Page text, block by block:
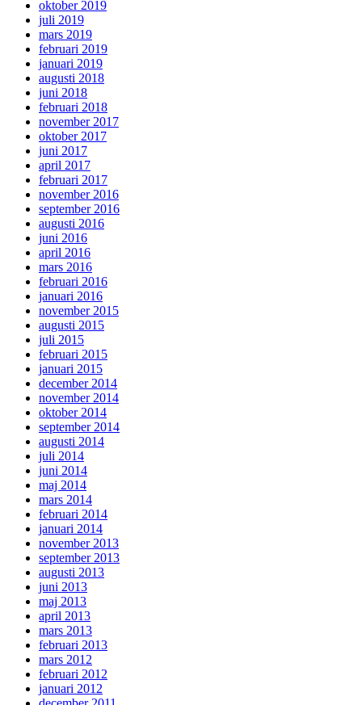
oktober 2019
juli 2019
mars 2019
februari 2019
januari 2019
augusti 2018
juni 2018
februari 2018
november 2017
oktober 2017
juni 2017
april 2017
februari 2017
november 2016
september 2016
augusti 2016
juni 2016
april 2016
mars 2016
februari 2016
januari 2016
november 2015
augusti 2015
juli 2015
februari 2015
januari 2015
december 2014
november 2014
oktober 2014
september 2014
augusti 2014
juli 2014
juni 2014
maj 2014
mars 2014
februari 2014
januari 2014
november 2013
september 2013
augusti 2013
juni 2013
maj 2013
april 2013
mars 2013
februari 2013
mars 2012
februari 2012
januari 2012